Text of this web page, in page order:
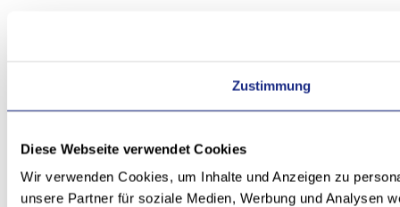
Zustimmung
Diese Webseite verwendet Cookies
Wir verwenden Cookies, um Inhalte und Anzeigen zu
unsere Partner für soziale Medien, Werbung und Analysen